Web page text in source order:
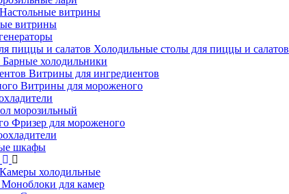
Настольные витрины
витрины
Холодильные столы для пиццы и салатов
Барные холодильники
Витрины для ингредиентов
Витрины для мороженого
морозильный
Фризер для мороженого
шкафы
Камеры холодильные
Моноблоки для камер